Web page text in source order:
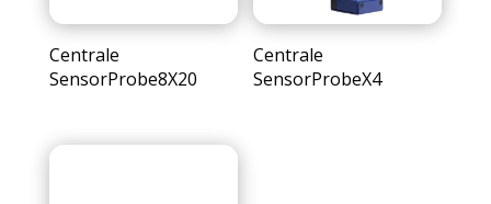
Centrale
SensorProbe8X20
Centrale
SensorProbeX4